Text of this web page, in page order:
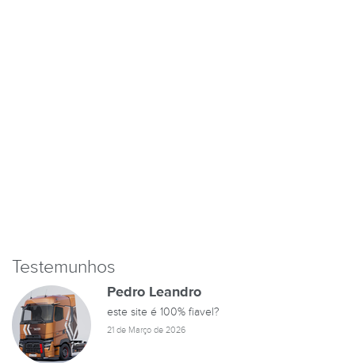
Testemunhos
Pedro Leandro
este site é 100% fiavel?
21 de Março de 2026